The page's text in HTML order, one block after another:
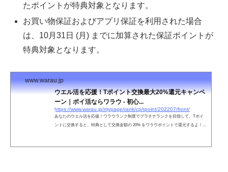
たポイントが特典対象となります。
お買い物保証およびアプリ保証を利用された場合
は、10月31日 (月) までに加算された保証ポイントが
特典対象となります。
www.warau.jp
ウエル活を応援！Tポイント交換最大20%還元キャンペ
ーン｜ポイ活ならワラウ - 初心...
https://www.warau.jp/mypage/rank/cp/tpoint/202207/front/
あなたのウエル活を応援！ワラウランク制度でプラチナランクを目指して、Tポイ
ントに交換すると、特典として交換金額の 20% をワラウポイントで還元するよ！ま